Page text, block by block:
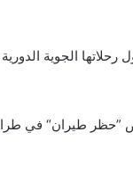
الجوية
”حظر طيران“ في